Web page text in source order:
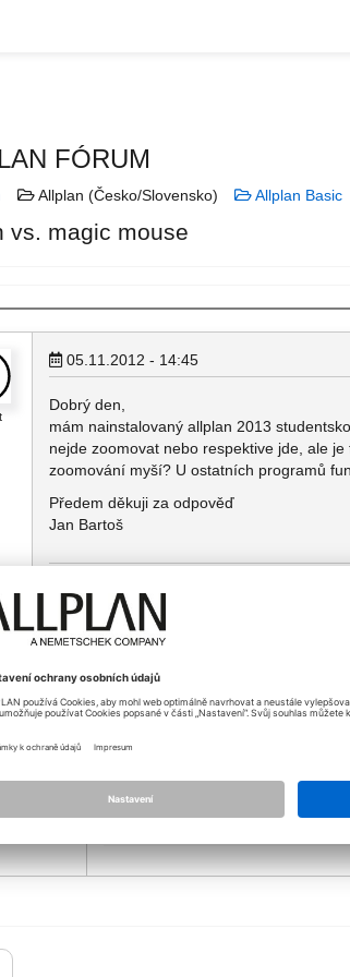
FÓRUM
Allplan (Česko/Slovensko) Allplan Basic
vs. magic mouse
05.11.2012 - 14:45
Dobrý den,
mám nainstalovaný allplan 2013
nejde zoomovat nebo respektive jde, ale
zoomování myší? U ostatních programů
Předem děkuji za odpověď
Jan Bartoš
14.11.2012 - 15:36
Dobrý den,
používám to samé co Vy.
myši. Zatím se mi bohužel
klasické myši s kolečkem. Není to
Igor